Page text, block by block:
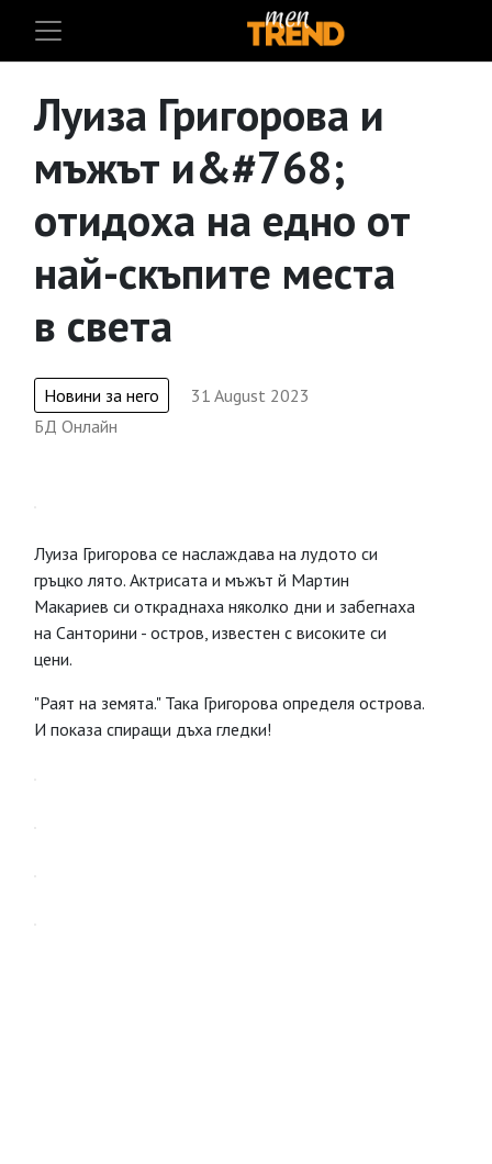
Луиза Григорова и
мъжът и&#768;
отидоха на едно от
най-скъпите места
в света
Новини за него
31 August 2023
БД Онлайн
Луиза Григорова се наслаждава на лудото си
гръцко лято. Актрисата и мъжът й Мартин
Макариев си откраднаха няколко дни и забегнаха
на Санторини - остров, известен с високите си
цени.
"Раят на земята." Така Григорова определя острова.
И показа спиращи дъха гледки!